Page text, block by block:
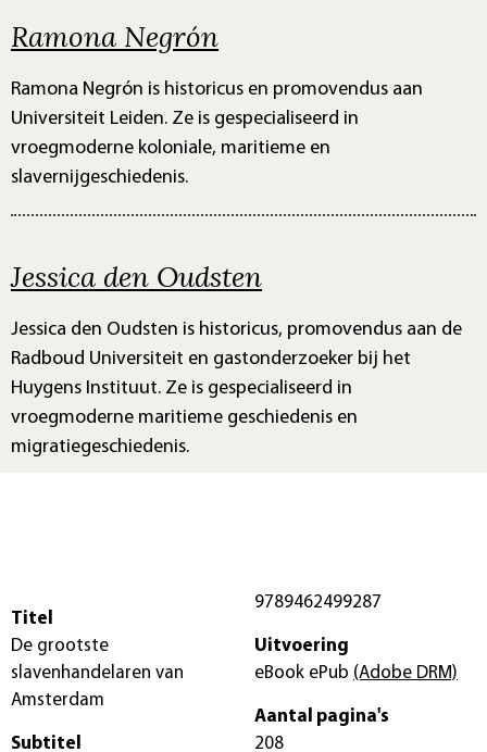
Ramona Negrón
Ramona Negrón is historicus en promovendus aan
Universiteit Leiden. Ze is gespecialiseerd in
vroegmoderne koloniale, maritieme en
slavernijgeschiedenis.
Jessica den Oudsten
Jessica den Oudsten is historicus, promovendus aan de
Radboud Universiteit en gastonderzoeker bij het
Huygens Instituut. Ze is gespecialiseerd in
vroegmoderne maritieme geschiedenis en
migratiegeschiedenis.
Titel
De grootste
slavenhandelaren van
Amsterdam
Subtitel
9789462499287
Uitvoering
eBook ePub (Adobe DRM)
Aantal pagina's
208